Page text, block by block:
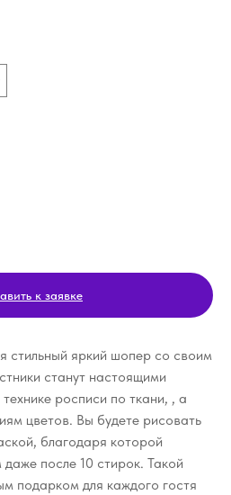
к заявке
стильный яркий шопер со своим
станут настоящими
росписи по ткани, , а
цветов. Вы будете рисовать
благодаря которой
после 10 стирок. Такой
подарком для каждого гостя